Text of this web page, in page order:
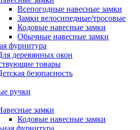
Всепогодные навесные замки
Замки велосипедные/тросовые
Кодовые навесные замки
Обычные навесные замки
фурнитура
деревянных окон
товары
безопасность
ручки
замки
Кодовые навесные замки